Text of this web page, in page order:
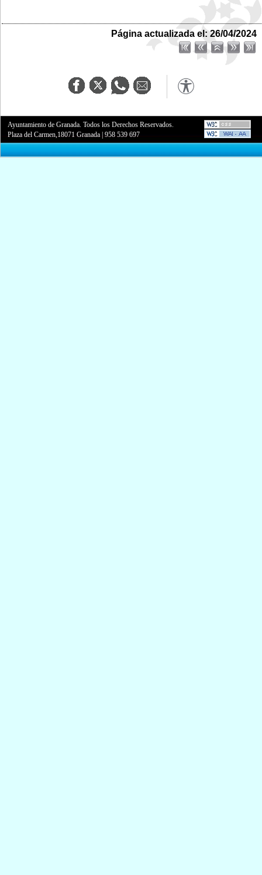
Página actualizada el: 26/04/2024
Ayuntamiento de Granada. Todos los Derechos Reservados.
Plaza del Carmen,18071 Granada |958 539 697